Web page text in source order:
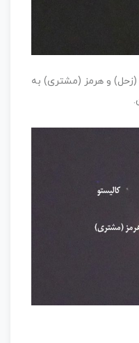
(زحل) و هرمز (مشتری) به